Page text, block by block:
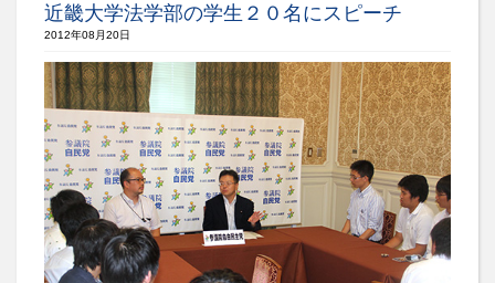
近畿大学法学部の学生２０名にスピーチ
2012年08月20日